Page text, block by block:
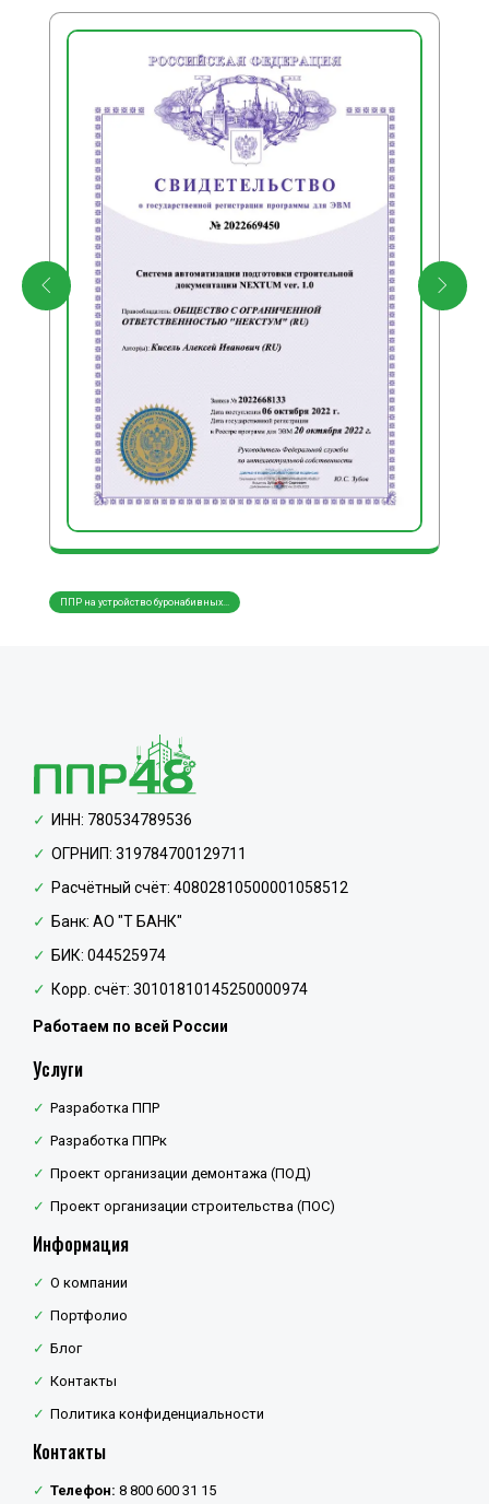
ППР на устройство буронабивных...
Создание схем складирования ма...
ИНН: 780534789536
ОГРНИП: 319784700129711
Расчётный счёт: 40802810500001058512
Банк: АО "Т БАНК"
БИК: 044525974
Корр. счёт: 30101810145250000974
Работаем по всей России
Услуги
Разработка ППР
Разработка ППРк
Проект организации демонтажа (ПОД)
Проект организации строительства (ПОС)
Информация
О компании
Портфолио
Блог
Контакты
Политика конфиденциальности
Контакты
Телефон: 8 800 600 31 15